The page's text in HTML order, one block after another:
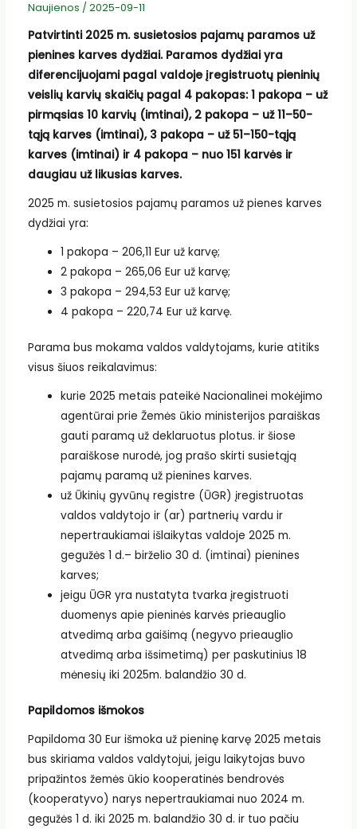
Naujienos / 2025-09-11
Patvirtinti 2025 m. susietosios pajamų paramos už
pienines karves dydžiai. Paramos dydžiai yra
diferencijuojami pagal valdoje įregistruotų pieninių
veislių karvių skaičių pagal 4 pakopas: 1 pakopa – už
pirmąsias 10 karvių (imtinai), 2 pakopa – už 11–50-
tąją karves (imtinai), 3 pakopa – už 51–150-tąją
karves (imtinai) ir 4 pakopa – nuo 151 karvės ir
daugiau už likusias karves.
2025 m. susietosios pajamų paramos už pienes karves
dydžiai yra:
1 pakopa – 206,11 Eur už karvę;
2 pakopa – 265,06 Eur už karvę;
3 pakopa – 294,53 Eur už karvę;
4 pakopa – 220,74 Eur už karvę.
Parama bus mokama valdos valdytojams, kurie atitiks
visus šiuos reikalavimus:
kurie 2025 metais pateikė Nacionalinei mokėjimo
agentūrai prie Žemės ūkio ministerijos paraiškas
gauti paramą už deklaruotus plotus. ir šiose
paraiškose nurodė, jog prašo skirti susietąją
pajamų paramą už pienines karves.
už Ūkinių gyvūnų registre (ŪGR) įregistruotas
valdos valdytojo ir (ar) partnerių vardu ir
nepertraukiamai išlaikytas valdoje 2025 m.
gegužės 1 d.– birželio 30 d. (imtinai) pienines
karves;
jeigu ŪGR yra nustatyta tvarka įregistruoti
duomenys apie pieninės karvės prieauglio
atvedimą arba gaišimą (negyvo prieauglio
atvedimą arba išsimetimą) per paskutinius 18
mėnesių iki 2025m. balandžio 30 d.
Papildomos išmokos
Papildoma 30 Eur išmoka už pieninę karvę 2025 metais
bus skiriama valdos valdytojui, jeigu laikytojas buvo
pripažintos žemės ūkio kooperatinės bendrovės
(kooperatyvo) narys nepertraukiamai nuo 2024 m.
gegužės 1 d. iki 2025 m. balandžio 30 d. ir tuo pačiu